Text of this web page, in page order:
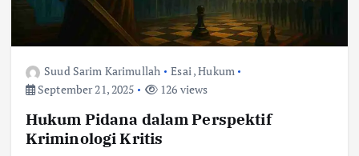
Suud Sarim Karimullah Esai,Hukum
September 21, 2025
126 views
Hukum Pidana dalam Perspektif
Kriminologi Kritis